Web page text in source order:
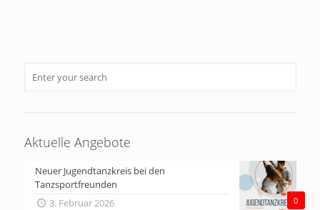
Aktuelle Angebote
0
Neuer Jugendtanzkreis bei den
Tanzsportfreunden
3. Februar 2026